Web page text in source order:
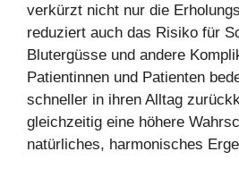
verkürzt nicht nur die
reduziert auch das Risiko für
Blutergüsse und andere
Patientinnen und Patienten
schneller in ihren Alltag
gleichzeitig eine höhere
natürliches, harmonisches